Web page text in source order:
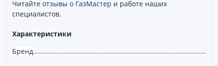
Читайте отзывы о ГазМастер и работе наших
специалистов.
Характеристики
Бренд